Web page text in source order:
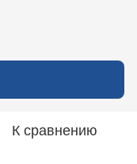
К сравнению